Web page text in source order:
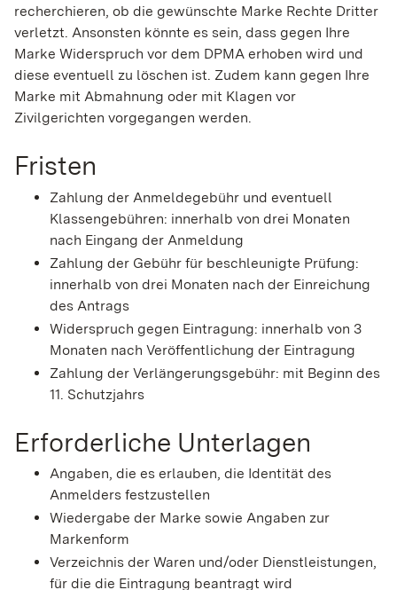
recherchieren, ob die gewünschte Marke Rechte Dritter
verletzt. Ansonsten könnte es sein, dass gegen Ihre
Marke Widerspruch vor dem DPMA erhoben wird und
diese eventuell zu löschen ist. Zudem kann gegen Ihre
Marke mit Abmahnung oder mit Klagen vor
Zivilgerichten vorgegangen werden.
Fristen
Zahlung der Anmeldegebühr und eventuell
Klassengebühren: innerhalb von drei Monaten
nach Eingang der Anmeldung
Zahlung der Gebühr für beschleunigte Prüfung:
innerhalb von drei Monaten nach der Einreichung
des Antrags
Widerspruch gegen Eintragung: innerhalb von 3
Monaten nach Veröffentlichung der Eintragung
Zahlung der Verlängerungsgebühr: mit Beginn des
11. Schutzjahrs
Erforderliche Unterlagen
Angaben, die es erlauben, die Identität des
Anmelders festzustellen
Wiedergabe der Marke sowie Angaben zur
Markenform
Verzeichnis der Waren und/oder Dienstleistungen,
für die die Eintragung beantragt wird